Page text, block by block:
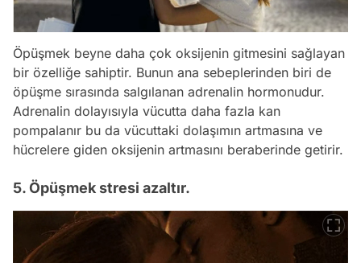
Öpüşmek beyne daha çok oksijenin gitmesini sağlayan
bir özelliğe sahiptir. Bunun ana sebeplerinden biri de
öpüşme sırasında salgılanan adrenalin hormonudur.
Adrenalin dolayısıyla vücutta daha fazla kan
pompalanır bu da vücuttaki dolaşımın artmasına ve
hücrelere giden oksijenin artmasını beraberinde getirir.
5. Öpüşmek stresi azaltır.